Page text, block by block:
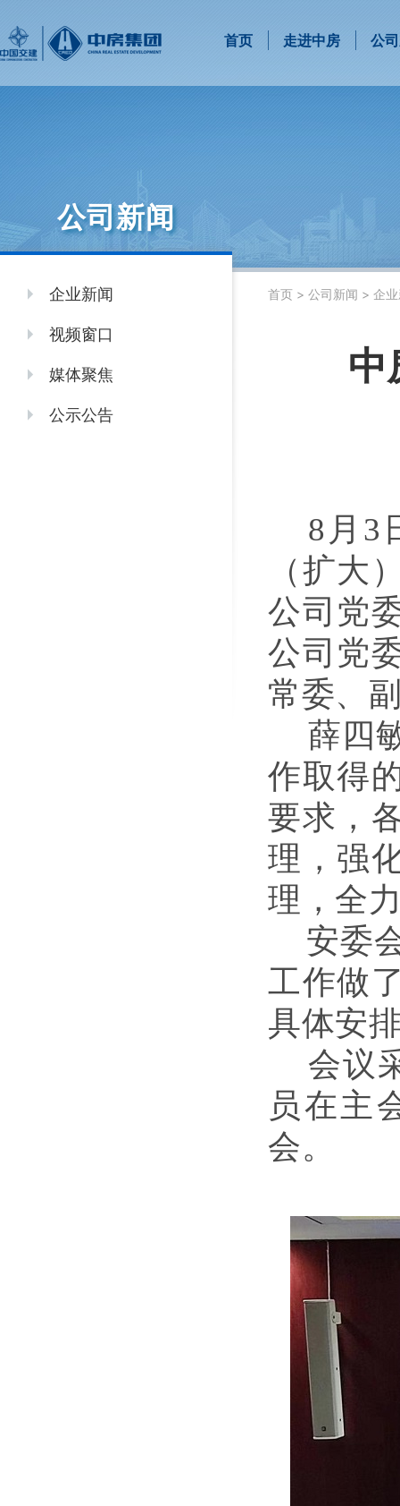
首页 走进中房 公
公司新闻
企业新闻
视频窗口
媒体聚焦
公示公告
首页 > 公司新闻 > 企
中
8 月 3
（扩大
公司党
公司党
常委、
薛四
作取得
要求，
理，强
理，全
安委
工作做
具体安
会议
员在主
会。